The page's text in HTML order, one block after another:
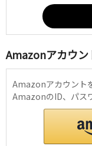
Amazonアカウ
Amazonアカウント
AmazonのID、パス